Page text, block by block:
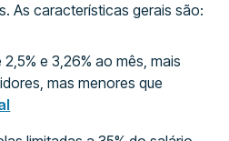
As características gerais são:
2,5% e 3,26% ao mês, mais
mas menores que